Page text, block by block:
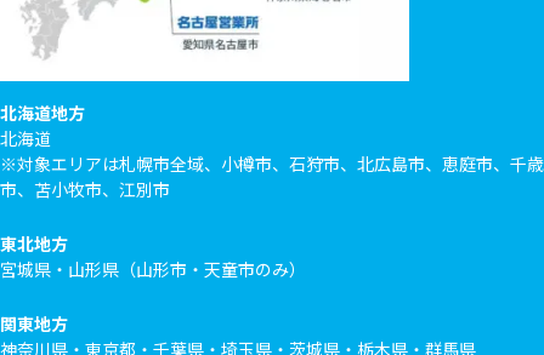
北海道地方
北海道
※対象エリアは札幌市全域、小樽市、石狩市、北広島市、恵庭市、千歳
市、苫小牧市、江別市
東北地方
宮城県・山形県（山形市・天童市のみ）
関東地方
神奈川県・東京都・千葉県・埼玉県・茨城県・栃木県・群馬県